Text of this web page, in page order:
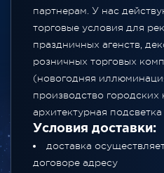
партнерам. У нас
торговые условия для
праздничных агенств,
розничных торговых
(новогодняя
производство городских
архитектурная подсветка
Условия доставки:
доставка
договоре адресу